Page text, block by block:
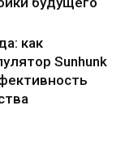
как
Sunhunk